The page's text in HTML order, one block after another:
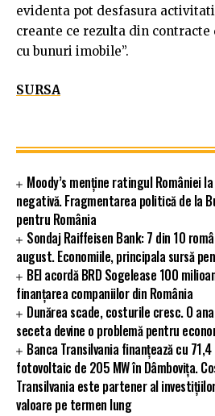
evidenta pot desfasura
creante ce rezulta din
cu bunuri imobile”.
SURSA
Moody’s menține ratingul României
negativă. Fragmentarea politică de la
pentru România
Sondaj Raiffeisen Bank: 7 din 10
august. Economiile, principala sursă
BEI acordă BRD Sogelease 100
finanțarea companiilor din România
Dunărea scade, costurile cresc. O
seceta devine o problemă pentru
Banca Transilvania finanțează cu
fotovoltaic de 205 MW în Dâmbovița.
Transilvania este partener al
valoare pe termen lung